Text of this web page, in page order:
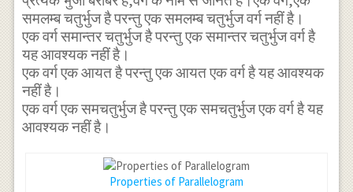
समलम्ब चतुर्भुज है परन्तु एक समलम्ब चतुर्भुज वर्ग नहीं है।
एक वर्ग समान्तर चतुर्भुज है परन्तु एक समान्तर चतुर्भुज वर्ग है
यह आवश्यक नहीं है।
एक वर्ग एक आयत है परन्तु एक आयत एक वर्ग है यह आवश्यक
नहीं है।
एक वर्ग एक समचतुर्भुज है परन्तु एक समचतुर्भुज एक वर्ग है यह
आवश्यक नहीं है।
Properties of Parallelogram